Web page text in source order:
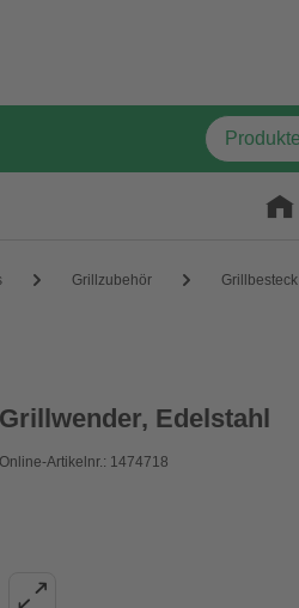
Grillzubehör Grillbesteck
Grillwender, Edelstahl
Online-Artikelnr.: 1474718